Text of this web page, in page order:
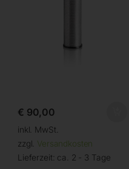
€ 90,00
inkl. MwSt.
zzgl. Versandkosten
Lieferzeit: ca. 2 - 3 Tage